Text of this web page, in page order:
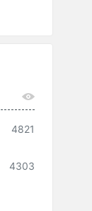
4821
4303